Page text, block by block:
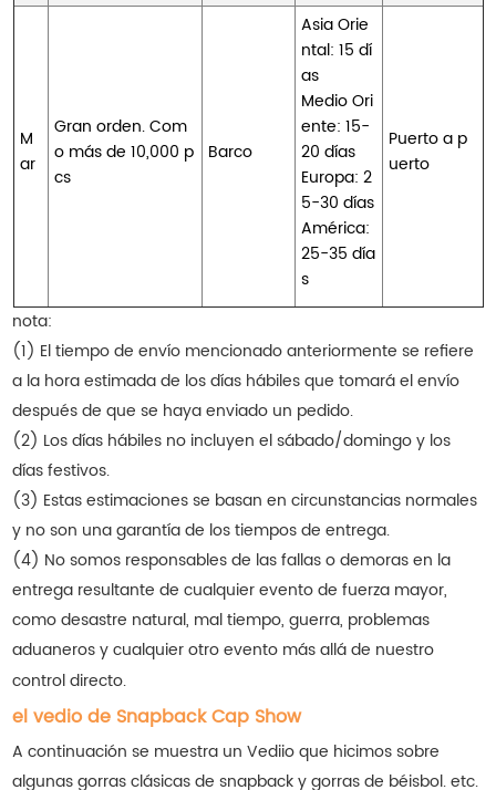
M
ar
Gran orden. Com
o más de 10,000 p
cs
Barco
Asia Orie
ntal: 15 dí
as
Medio Ori
ente: 15-
20 días
Europa: 2
5-30 días
América:
25-35 día
s
Puerto a p
uerto
nota:
(1) El tiempo de envío mencionado anteriormente se refiere
a la hora estimada de los días hábiles que tomará el envío
después de que se haya enviado un pedido.
(2) Los días hábiles no incluyen el sábado/domingo y los
días festivos.
(3) Estas estimaciones se basan en circunstancias normales
y no son una garantía de los tiempos de entrega.
(4) No somos responsables de las fallas o demoras en la
entrega resultante de cualquier evento de fuerza mayor,
como desastre natural, mal tiempo, guerra, problemas
aduaneros y cualquier otro evento más allá de nuestro
control directo.
el vedio de Snapback Cap Show
A continuación se muestra un Vediio que hicimos sobre
algunas gorras clásicas de snapback y gorras de béisbol. etc.